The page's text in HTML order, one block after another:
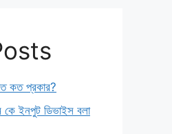
কত প্রকার?
কে ইনপুট ডিভাইস বলা